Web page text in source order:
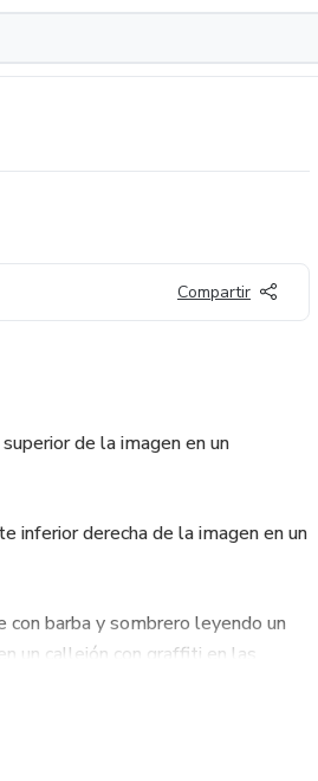
Compartir
de la imagen en un
inferior derecha de la imagen en un
barba y sombrero leyendo un
un callejón con graffiti en las